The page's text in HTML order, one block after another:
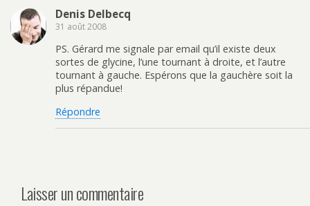
Denis Delbecq
31 août 2008
PS. Gérard me signale par email qu’il existe deux
sortes de glycine, l’une tournant à droite, et l’autre
tournant à gauche. Espérons que la gauchère soit la
plus répandue!
Répondre
Laisser un commentaire